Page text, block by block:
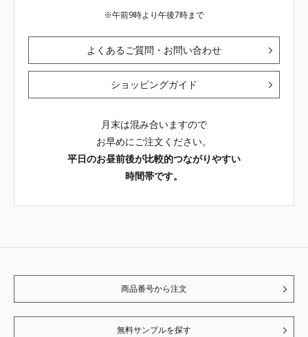
午前9時より午後7時まで
よくあるご質問・お問い合わせ
ショッピングガイド
月末は混み合いますので
お早めにご注文ください。
平日のお昼前後が比較的つながりやすい
時間帯です。
商品番号から注文
無料サンプルを探す